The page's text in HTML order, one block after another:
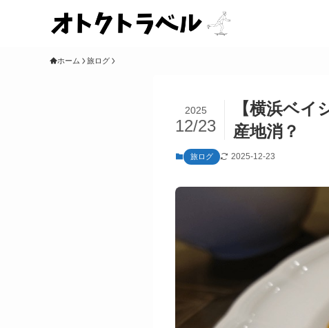
ホーム 旅ログ
【横浜ベ
産地消？
2025
12/23
旅ログ 2025-12-23